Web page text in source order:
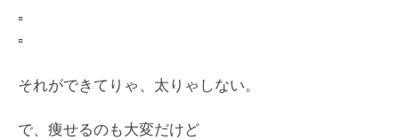
▫️
▫️
それができてりゃ、太りゃしない。
で、痩せるのも大変だけど